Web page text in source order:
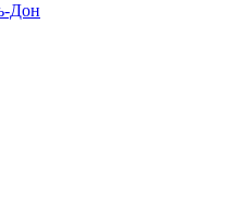
Дон